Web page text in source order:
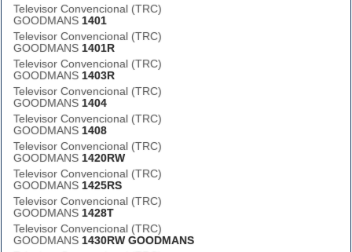
Televisor Convencional (TRC)
GOODMANS 1401
Televisor Convencional (TRC)
GOODMANS 1401R
Televisor Convencional (TRC)
GOODMANS 1403R
Televisor Convencional (TRC)
GOODMANS 1404
Televisor Convencional (TRC)
GOODMANS 1408
Televisor Convencional (TRC)
GOODMANS 1420RW
Televisor Convencional (TRC)
GOODMANS 1425RS
Televisor Convencional (TRC)
GOODMANS 1428T
Televisor Convencional (TRC)
GOODMANS 1430RW GOODMANS